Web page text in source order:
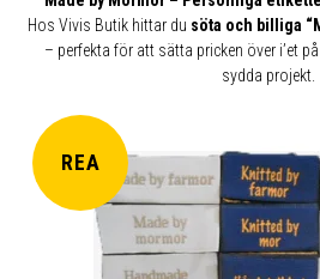
Hos Vivis Butik hittar du söta och billiga
– perfekta för att sätta pricken över i’et
sydda projekt.
REA